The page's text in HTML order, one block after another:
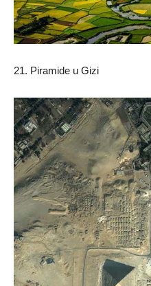
21. Piramide u Gizi